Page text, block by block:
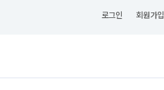
로그인 회원가입